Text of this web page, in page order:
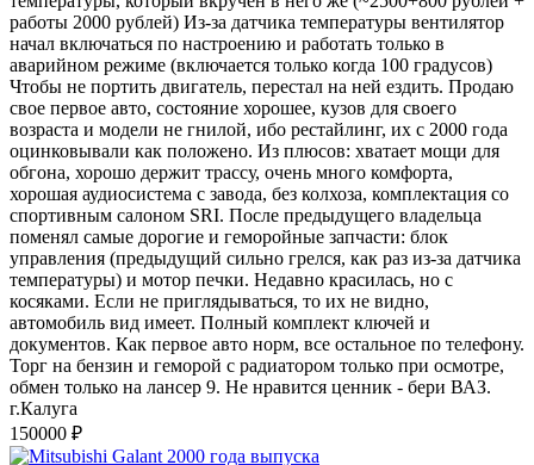
работы 2000 рублей) Из-за датчика температуры вентилятор
начал включаться по настроению и работать только в
аварийном режиме (включается только когда 100 градусов)
Чтобы не портить двигатель, перестал на ней ездить. Продаю
свое первое авто, состояние хорошее, кузов для своего
возраста и модели не гнилой, ибо рестайлинг, их с 2000 года
оцинковывали как положено. Из плюсов: хватает мощи для
обгона, хорошо держит трассу, очень много комфорта,
хорошая аудиосистема с завода, без колхоза, комплектация со
спортивным салоном SRI. После предыдущего владельца
поменял самые дорогие и геморойные запчасти: блок
управления (предыдущий сильно грелся, как раз из-за датчика
температуры) и мотор печки. Недавно красилась, но с
косяками. Если не приглядываться, то их не видно,
автомобиль вид имеет. Полный комплект ключей и
документов. Как первое авто норм, все остальное по телефону.
Торг на бензин и геморой с радиатором только при осмотре,
обмен только на лансер 9. Не нравится ценник - бери ВАЗ.
г.Калуга
150000 ₽